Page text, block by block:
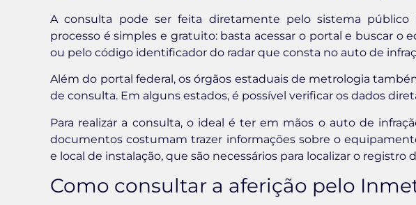
A consulta pode ser feita diretamente pelo sistema público
processo é simples e gratuito: basta acessar o portal e buscar o
ou pelo código identificador do radar que consta no auto de
Além do portal federal, os órgãos estaduais de metrologia
de consulta. Em alguns estados, é possível verificar os dados
Para realizar a consulta, o ideal é ter em mãos o auto de
documentos costumam trazer informações sobre o
e local de instalação, que são necessários para localizar o registro
Como consultar a aferição pelo